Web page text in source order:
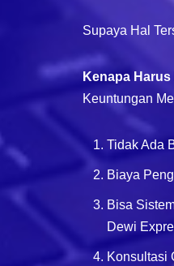
Supaya Hal
Kenapa
Keuntungan
Tidak Ada
Biaya
Bisa
Dewi
Konsultasi